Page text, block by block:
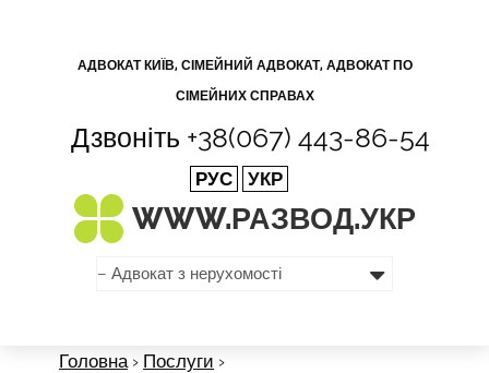
АДВОКАТ КИЇВ, СІМЕЙНИЙ АДВОКАТ, АДВОКАТ ПО
СІМЕЙНИХ СПРАВАХ
Дзвоніть +38(067) 443-86-54
РУС УКР
WWW.РАЗВОД.УКР
Головна› Послуги ›